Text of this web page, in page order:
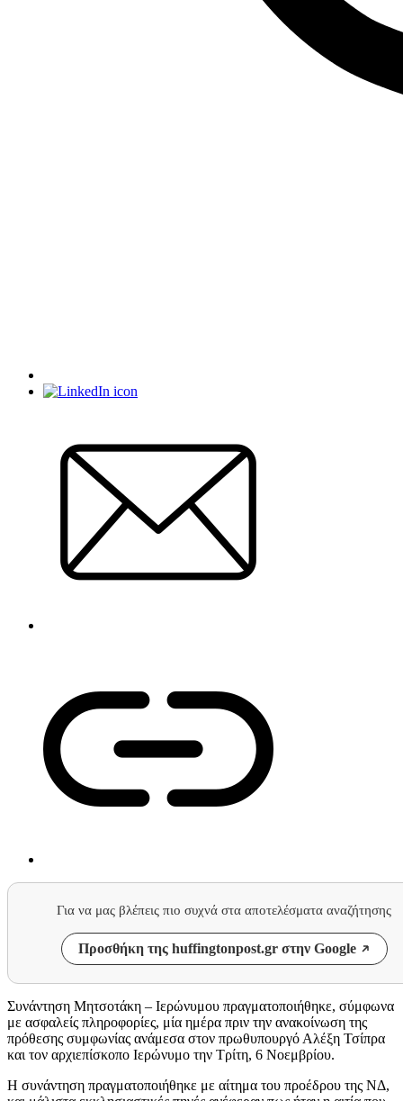
Για να μας βλέπεις πιο συχνά στα αποτελέσματα αναζήτησης
Προσθήκη της huffingtonpost.gr στην Google
Συνάντηση Μητσοτάκη – Ιερώνυμου πραγματοποιήθηκε, σύμφωνα
με ασφαλείς πληροφορίες, μία ημέρα πριν την ανακοίνωση της
πρόθεσης συμφωνίας ανάμεσα στον πρωθυπουργό Αλέξη Τσίπρα
και τον αρχιεπίσκοπο Ιερώνυμο την Τρίτη, 6 Νοεμβρίου.
Η συνάντηση πραγματοποιήθηκε με αίτημα του προέδρου της ΝΔ,